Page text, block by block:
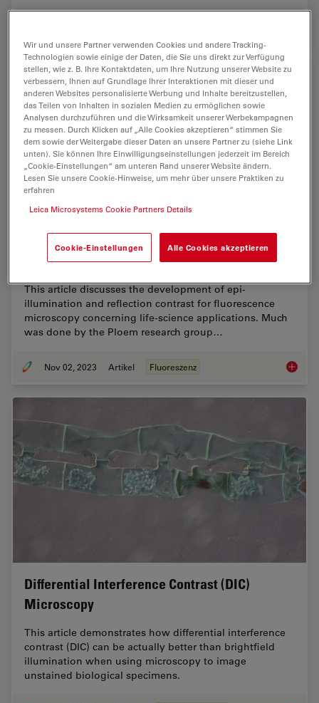
Epi-Illumination Fluorescence and Reflection-
Contrast Microscopy
This article discusses the development of epi-
illumination and reflection contrast for fluorescence
microscopy concerning life-science applications. Much
was done by the Ploem research group…
Nov 02, 2023 Artikel Fluoreszenz Epi-
Differential Interference Contrast (DIC)
Microscopy
This article demonstrates how differential interference
contrast (DIC) can be actually better than brightfield
illumination when using microscopy to image
unstained biological specimens.
Wir und unsere Partner verwenden Cookies und andere Tracking-
Technologien sowie einige der Daten, die Sie uns direkt zur Verfügung
stellen, wie z. B. Ihre Kontaktdaten, um Ihre Nutzung unserer Website zu
verbessern, Ihnen auf Grundlage Ihrer Interaktionen mit dieser und
anderen Websites personalisierte Werbung und Inhalte bereitzustellen,
das Teilen von Inhalten in sozialen Medien zu ermöglichen sowie
Analysen durchzuführen und die Wirksamkeit unserer Werbekampagnen
zu messen. Durch Klicken auf „Alle Cookies akzeptieren“ stimmen Sie
dem sowie der Weitergabe dieser Daten an unsere Partner zu (siehe Link
unten). Sie können Ihre Einwilligungseinstellungen jederzeit im Bereich
„Cookie-Einstellungen“ am unteren Rand unserer Website ändern.
Lesen Sie unsere Cookie-Hinweise, um mehr über unsere Praktiken zu
erfahren
Leica Microsystems Cookie Partners Details
Cookie-Einstellungen Alle Cookies akzeptieren